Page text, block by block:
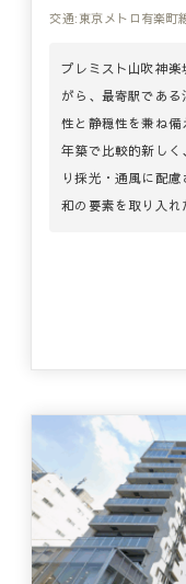
交通:東京メトロ有楽町
プレミスト山吹神
がら、最寄駅であ
性と静穏性を兼ね
年築で比較的新し
り採光・通風に配
和の要素を取り入れ